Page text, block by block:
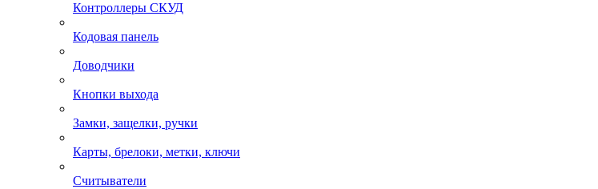
Контроллеры СКУД
Кодовая панель
Доводчики
Кнопки выхода
Замки, защелки, ручки
Карты, брелоки, метки, ключи
Считыватели